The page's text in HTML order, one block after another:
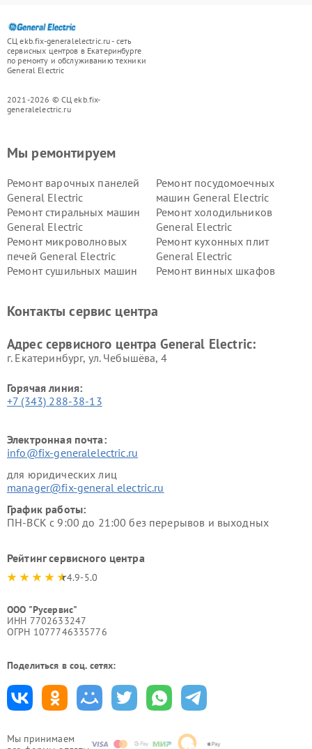
СЦ ekb.fix-generalelectric.ru - сеть
сервисных центров в Екатеринбурге
по ремонту и обслуживанию техники
General Electric
2021-2026 © СЦ ekb.fix-
generalelectric.ru
Мы принимаем
Мы ремонтируем
Ремонт варочных панелей
General Electric
Ремонт посудомоечных
машин General Electric
Ремонт стиральных машин
General Electric
Ремонт холодильников
General Electric
Ремонт микроволновых
печей General Electric
Ремонт кухонных плит
General Electric
Ремонт сушильных машин
Ремонт винных шкафов
Electric
General Electric
Контакты сервис центра
Адрес сервисного центра General Electric:
г. Екатеринбург, ул. Чебышёва, 4
Горячая линия:
+7 (343) 288-38-13
Электронная почта:
info@fix-generalelectric.ru
для юридических лиц
manager@fix-general electric.ru
График работы:
ПН-ВСК с 9:00 до 21:00 без перерывов и выходных
Рейтинг сервисного центра
4.9-5.0
ООО "Русервис"
ИНН 7702633247
ОГРН 1077746335776
Поделиться в соц. сетях: